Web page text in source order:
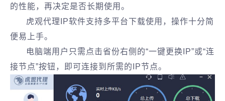
的性能，再决定是否长期使用。
虎观代理IP软件支持多平台下载使用，操作十分简
便易上手。
电脑端用户只需点击省份右侧的“一键更换IP”或“连
接节点”按钮，即可连接到所需的IP节点。